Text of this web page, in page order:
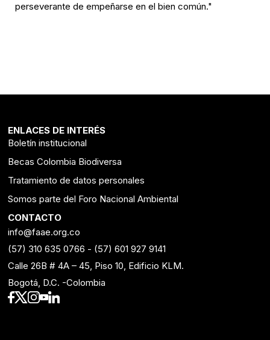
perseverante de empeñarse en el bien común."
ENLACES DE INTERÉS
Boletín institucional
Becas Colombia Biodiversa
Tratamiento de datos personales
Somos parte del Foro Nacional Ambiental
CONTACTO
info@faae.org.co
(57) 310 635 0766 - (57) 601 927 9141
Calle 26B # 4A – 45, Piso 10, Edificio KLM.
Bogotá, D.C. -Colombia